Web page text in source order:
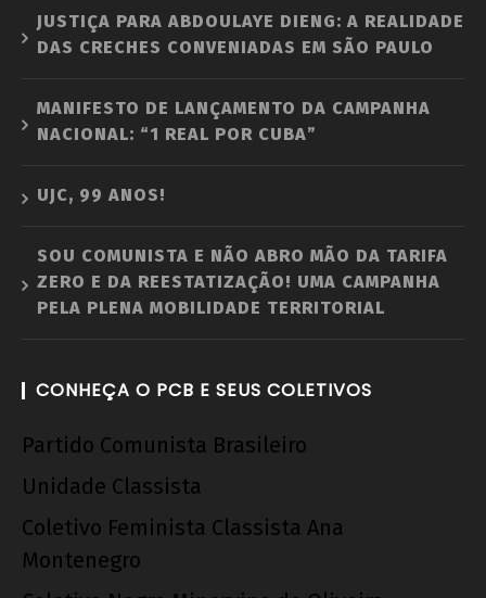
JUSTIÇA PARA ABDOULAYE DIENG: A REALIDADE
DAS CRECHES CONVENIADAS EM SÃO PAULO
MANIFESTO DE LANÇAMENTO DA CAMPANHA
NACIONAL: “1 REAL POR CUBA”
UJC, 99 ANOS!
SOU COMUNISTA E NÃO ABRO MÃO DA TARIFA
ZERO E DA REESTATIZAÇÃO! UMA CAMPANHA
PELA PLENA MOBILIDADE TERRITORIAL
CONHEÇA O PCB E SEUS COLETIVOS
Partido Comunista Brasileiro
Unidade Classista
Coletivo Feminista Classista Ana
Montenegro